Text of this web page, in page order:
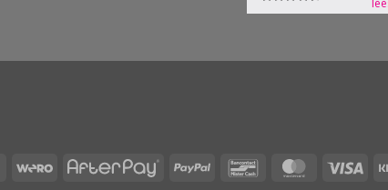
IDeal Wero AfterPayPayPal BancontactMasterCard
Visa